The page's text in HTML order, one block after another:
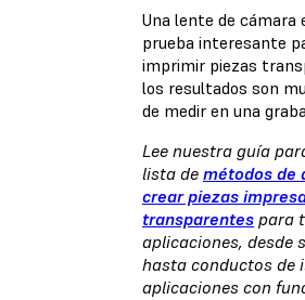
Una lente de cámara
prueba interesante
imprimir piezas
los resultados son
de medir en una
Lee nuestra guía
lista de métodos de
crear piezas
transparentes para
aplicaciones, desde
hasta conductos de
aplicaciones con